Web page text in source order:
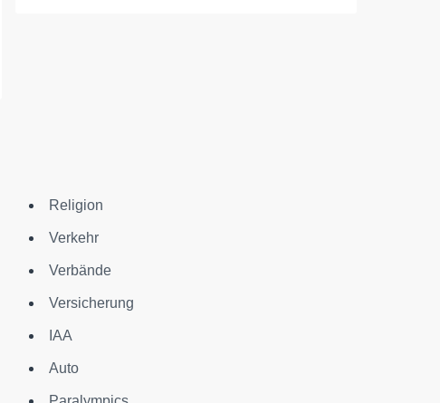
Religion
Verkehr
Verbände
Versicherung
IAA
Auto